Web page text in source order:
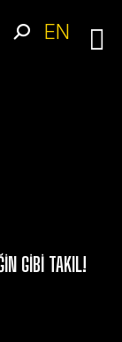
EN
GIBI TAKIL!